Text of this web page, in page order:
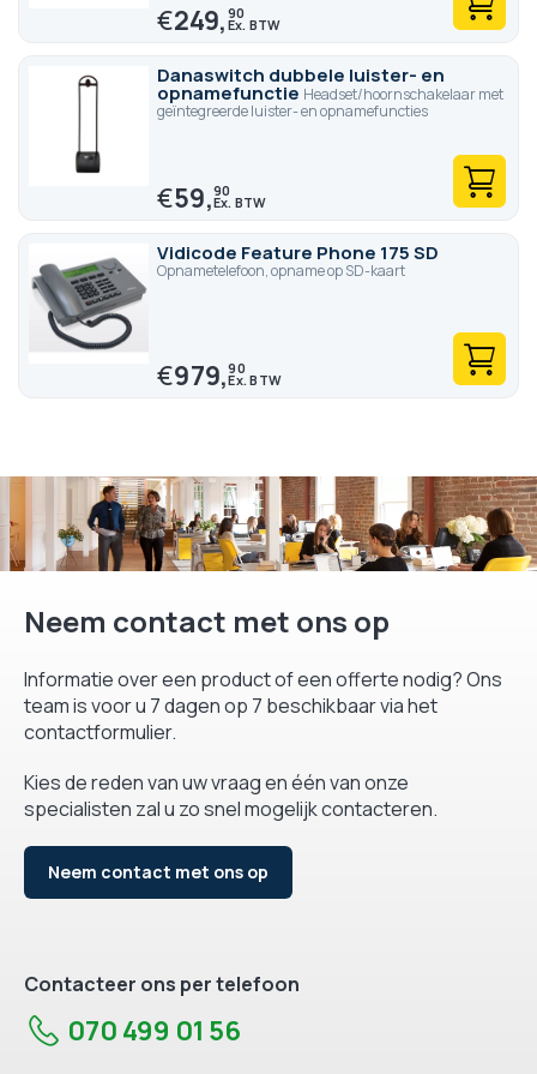
€249,90
Danaswitch dubbele luister- en
opnamefunctie Headset/hoornschakelaar met
geïntegreerde luister- en opnamefuncties
€59,90
Vidicode Feature Phone 175 SD
Opnametelefoon, opname op SD-kaart
€979,90
Neem contact met ons op
Informatie over een product of een offerte nodig? Ons
team is voor u 7 dagen op 7 beschikbaar via het
contactformulier.
Kies de reden van uw vraag en één van onze
specialisten zal u zo snel mogelijk contacteren.
Neem contact met ons op
Contacteer ons per telefoon
070 499 01 56